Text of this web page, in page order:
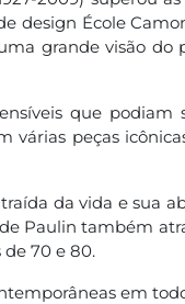
design École
grande visão do
que podiam
peças
da vida e sua
Paulin também
70 e 80.
em